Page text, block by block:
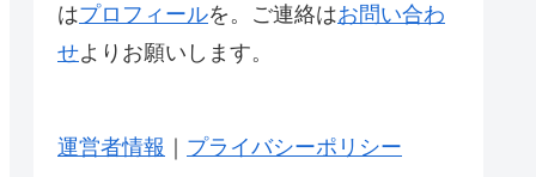
はプロフィールを。ご連絡はお問い合わ
せよりお願いします。
運営者情報 プライバシーポリシー